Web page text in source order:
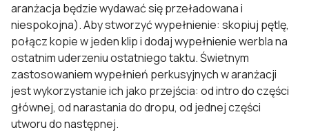
aranżacja będzie wydawać się przeładowana i
niespokojna). Aby stworzyć wypełnienie: skopiuj pętlę,
połącz kopie w jeden klip i dodaj wypełnienie werbla na
ostatnim uderzeniu ostatniego taktu. Świetnym
zastosowaniem wypełnień perkusyjnych w aranżacji
jest wykorzystanie ich jako przejścia: od intro do części
głównej, od narastania do dropu, od jednej części
utworu do następnej.